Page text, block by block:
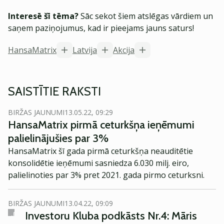
Interesē šī tēma?Sāc sekot šiem atslēgas vārdiem un
saņem paziņojumus, kad ir pieejams jauns saturs!
HansaMatrix
Latvija Akcija
SAISTĪTIE RAKSTI
BIRŽAS JAUNUMI13.05.22, 09:29
HansaMatrix pirmā ceturkšņa ieņēmumi
palielinājušies par 3%
HansaMatrix šī gada pirmā ceturkšņa neauditētie
konsolidētie ieņēmumi sasniedza 6.030 milj. eiro,
palielinoties par 3% pret 2021. gada pirmo ceturksni.
BIRŽAS JAUNUMI13.04.22, 09:09
Investoru Kluba podkāsts Nr.4: Māris